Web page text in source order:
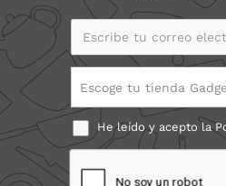
Escribe tu correo
Escoge tu tienda Gadgets
He leído y acepto la